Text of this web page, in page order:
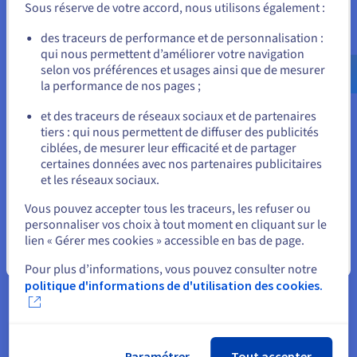
Optimisez la disponibilité et la
visibilité de vos services
Fail-over
Connaissez-vous le principe des serveurs Master/Slave ? Ce
principe consiste en un serveur Master actif qui assure le
fonctionnement de vos sites web et applications en continu
tandis qu’un serveur Slave est utilisé en appui au serveur
principal. En cas d’imprévu, cette méthode permet de
maintenir un niveau de service optimal. Ce principe est
autre datacenter que le serveur Master. Un des points faibles
Allez sur le site États-Unis
us.ovhcloud.com/
Anglais USD - $
ou
Rester sur le site actuel
Sélectionner un autre site web
Sous réserve de votre accord, nous utilisons également :
des traceurs de performance et de personnalisation :
qui nous permettent d’améliorer votre navigation
selon vos préférences et usages ainsi que de mesurer
la performance de nos pages ;
et des traceurs de réseaux sociaux et de partenaires
tiers : qui nous permettent de diffuser des publicités
ciblées, de mesurer leur efficacité et de partager
certaines données avec nos partenaires publicitaires
et les réseaux sociaux.
Vous pouvez accepter tous les traceurs, les refuser ou
personnaliser vos choix à tout moment en cliquant sur le
lien « Gérer mes cookies » accessible en bas de page.
Pour plus d’informations, vous pouvez consulter notre
politique d'informations de d'utilisation des cookies.